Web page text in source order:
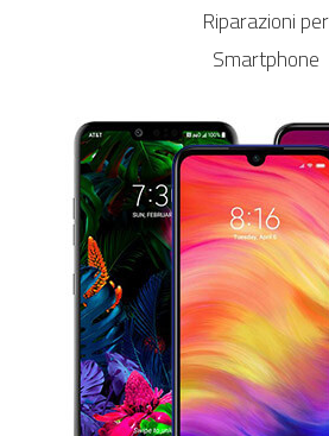
Riparazioni per
Smartphone